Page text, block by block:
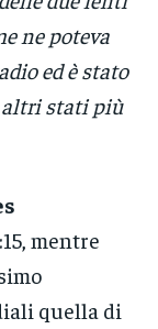
ne poteva
ed è stato
altri stati più
mentre
quella di